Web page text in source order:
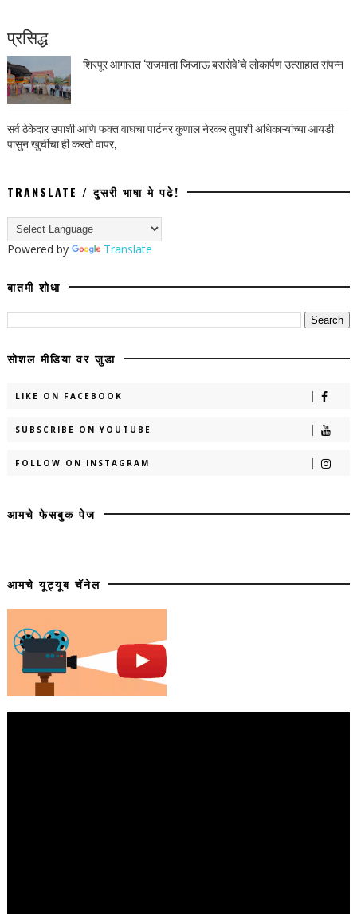
प्रसिद्ध
शिरपूर आगारात ‘राजमाता जिजाऊ बससेवे’चे लोकार्पण उत्साहात संपन्न
सर्व ठेकेदार उपाशी आणि फक्त वाघचा पार्टनर कुणाल नेरकर तुपाशी अधिकाऱ्यांच्या आयडी
पासुन खुर्चीचा ही करतो वापर,
TRANSLATE / दुसरी भाषा मे पढे!
Powered by Translate
बातमी शोधा
सोशल मीडिया वर जुडा
LIKE ON FACEBOOK
SUBSCRIBE ON YOUTUBE
FOLLOW ON INSTAGRAM
आमचे फेसबुक पेज
आमचे यूट्यूब चॅनेल